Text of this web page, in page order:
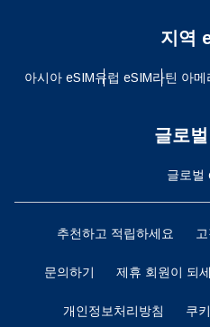
지역
아시아 eSIM유럽 ​​eSIM라틴 아메
글로
글로벌
추천하고 적립하세요
문의하기 제휴 회원이 되
개인정보처리방침 쿠